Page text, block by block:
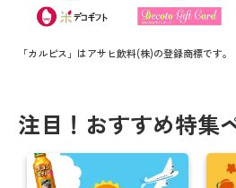
「カルピス」はアサヒ飲料(株)の登録商標です。
注目！おすすめ特集